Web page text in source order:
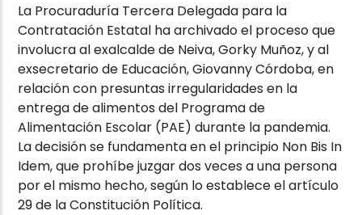
La Procuraduría Tercera Delegada para la
Contratación Estatal ha archivado el proceso que
involucra al exalcalde de Neiva, Gorky Muñoz, y al
exsecretario de Educación, Giovanny Córdoba, en
relación con presuntas irregularidades en la
entrega de alimentos del Programa de
Alimentación Escolar (PAE) durante la pandemia.
La decisión se fundamenta en el principio Non Bis In
Idem, que prohíbe juzgar dos veces a una persona
por el mismo hecho, según lo establece el artículo
29 de la Constitución Política.